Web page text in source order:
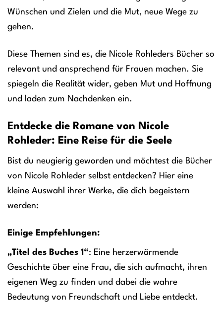
Wünschen und Zielen und die Mut, neue Wege zu
gehen.
Diese Themen sind es, die Nicole Rohleders Bücher so
relevant und ansprechend für Frauen machen. Sie
spiegeln die Realität wider, geben Mut und Hoffnung
und laden zum Nachdenken ein.
Entdecke die Romane von Nicole
Rohleder: Eine Reise für die Seele
Bist du neugierig geworden und möchtest die Bücher
von Nicole Rohleder selbst entdecken? Hier eine
kleine Auswahl ihrer Werke, die dich begeistern
werden:
Einige Empfehlungen:
„Titel des Buches 1“: Eine herzerwärmende
Geschichte über eine Frau, die sich aufmacht, ihren
eigenen Weg zu finden und dabei die wahre
Bedeutung von Freundschaft und Liebe entdeckt.